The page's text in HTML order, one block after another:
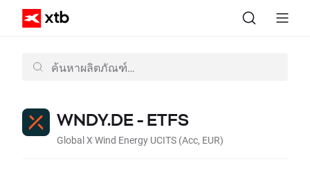
WNDY.DE - ETFS
Global X Wind Energy UCITS (Acc, EUR)